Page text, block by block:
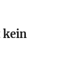
kein